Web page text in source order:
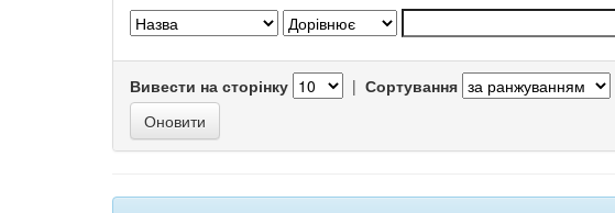
Вивести на сторінку | Сортування